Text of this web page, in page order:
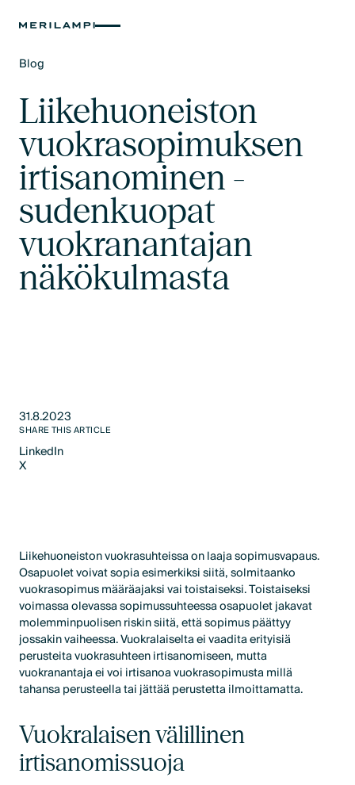
Blog
Liikehuoneiston
vuokrasopimuksen
irtisanominen -
sudenkuopat
vuokranantajan
näkökulmasta
31.8.2023
SHARE THIS ARTICLE
LinkedIn
LinkedIn
X
Liikehuoneiston vuokrasuhteissa on laaja sopimusvapaus.
Osapuolet voivat sopia esimerkiksi siitä, solmitaanko
vuokrasopimus määräajaksi vai toistaiseksi. Toistaiseksi
voimassa olevassa sopimussuhteessa osapuolet jakavat
molemminpuolisen riskin siitä, että sopimus päättyy
jossakin vaiheessa. Vuokralaiselta ei vaadita erityisiä
perusteita vuokrasuhteen irtisanomiseen, mutta
vuokranantaja ei voi irtisanoa vuokrasopimusta millä
tahansa perusteella tai jättää perustetta ilmoittamatta.
Vuokralaisen välillinen
irtisanomissuoja